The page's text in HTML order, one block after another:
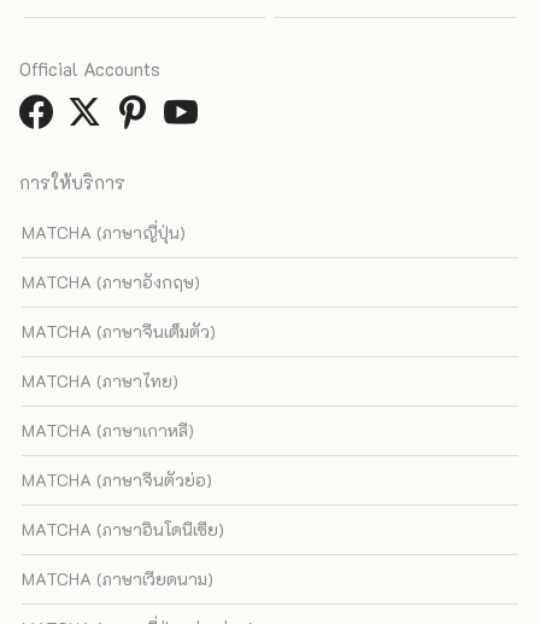
การให้บริการ
MATCHA (ภาษาญี่ปุ่น)
MATCHA (ภาษาอังกฤษ)
MATCHA (ภาษาจีนเต็มตัว)
MATCHA (ภาษาไทย)
MATCHA (ภาษาเกาหลี)
MATCHA (ภาษาจีนตัวย่อ)
MATCHA (ภาษาอินโดนีเซีย)
MATCHA (ภาษาเวียดนาม)
Official Accounts